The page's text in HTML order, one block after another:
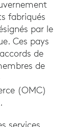
fabriqués
par le
Ces pays
de
de
(OMC)